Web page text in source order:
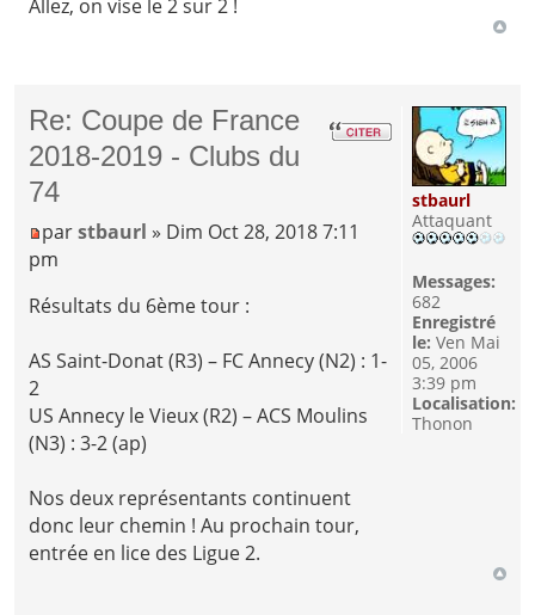
Allez, on vise le 2 sur 2 !
Re: Coupe de France
2018-2019 - Clubs du
74
parstbaurl » Dim Oct 28, 2018 7:11
pm
Résultats du 6ème tour :
AS Saint-Donat (R3) – FC Annecy (N2) : 1-
2
US Annecy le Vieux (R2) – ACS Moulins
(N3) : 3-2 (ap)
Nos deux représentants continuent
donc leur chemin ! Au prochain tour,
entrée en lice des Ligue 2.
stbaurl
Attaquant
Messages:
682
Enregistré
le: Ven Mai
05, 2006
3:39 pm
Localisation:
Thonon